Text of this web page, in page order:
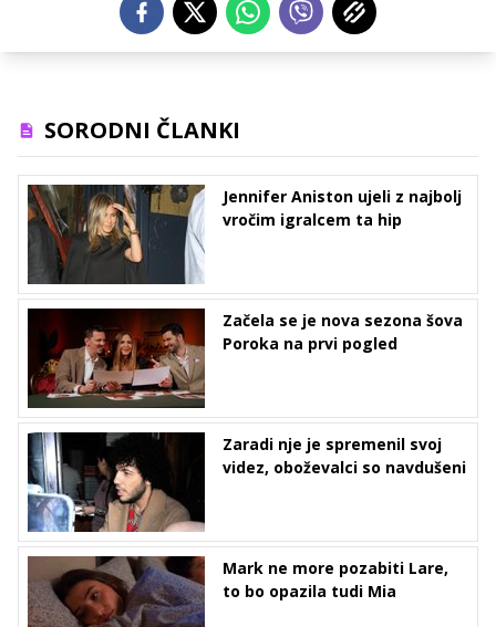
SORODNI ČLANKI
Jennifer Aniston ujeli z najbolj
vročim igralcem ta hip
Začela se je nova sezona šova
Poroka na prvi pogled
Zaradi nje je spremenil svoj
videz, oboževalci so navdušeni
Mark ne more pozabiti Lare,
to bo opazila tudi Mia